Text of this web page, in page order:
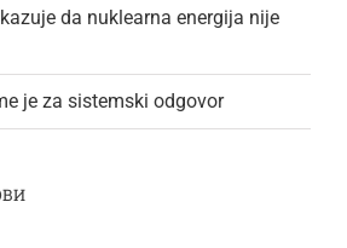
da nuklearna energija nije
je za sistemski odgovor